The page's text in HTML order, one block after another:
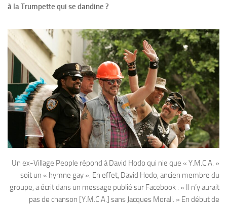
à la Trumpette qui se dandine ?
Un ex-Village People répond à David Hodo qui nie que « Y.M.C.A. »
soit un « hymne gay ». En effet, David Hodo, ancien membre du
groupe, a écrit dans un message publié sur Facebook : « Il n’y aurait
pas de chanson [Y.M.C.A.] sans Jacques Morali. » En début de